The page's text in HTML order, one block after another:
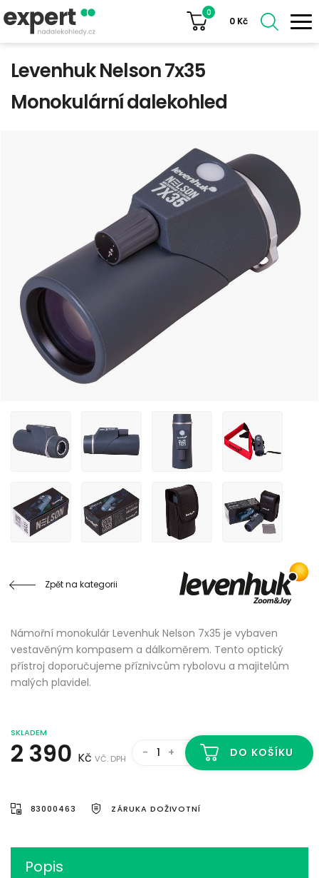
0
0 Kč
Levenhuk Nelson 7x35
Monokulární dalekohled
Zpět na kategorii
Námořní monokulár Levenhuk Nelson 7x35 je vybaven
vestavěným kompasem a dálkoměrem. Tento optický
přístroj doporučujeme příznivcům rybolovu a majitelům
malých plavidel.
SKLADEM
2 390 Kč VČ. DPH - + DO KOŠÍKU
83000463 ZÁRUKA DOŽIVOTNÍ
Popis